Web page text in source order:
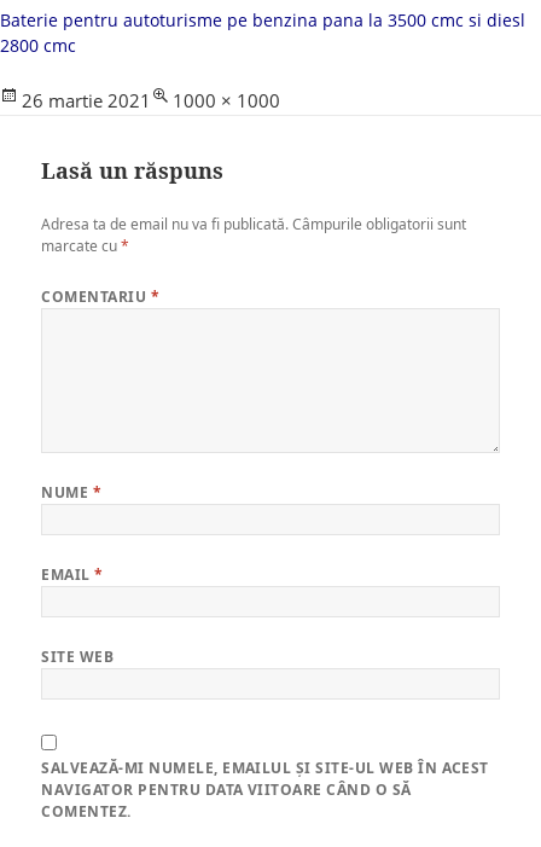
Baterie pentru autoturisme pe benzina pana la 3500 cmc si diesl
2800 cmc
Posted
26 martie 2021
Full
1000 × 1000
Lasă un răspuns
Adresa ta de email nu va fi publicată. Câmpurile obligatorii sunt
marcate cu*
COMENTARIU *
NUME *
EMAIL*
SITE WEB
SALVEAZĂ-MI NUMELE, EMAILUL ȘI SITE-UL WEB ÎN ACEST
NAVIGATOR PENTRU DATA VIITOARE CÂND O SĂ
COMENTEZ.